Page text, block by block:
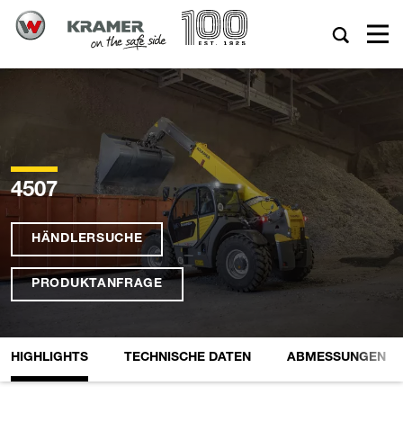
4507
HÄNDLERSUCHE
PRODUKTANFRAGE
HIGHLIGHTS TECHNISCHE DATEN ABMESSUNGEN